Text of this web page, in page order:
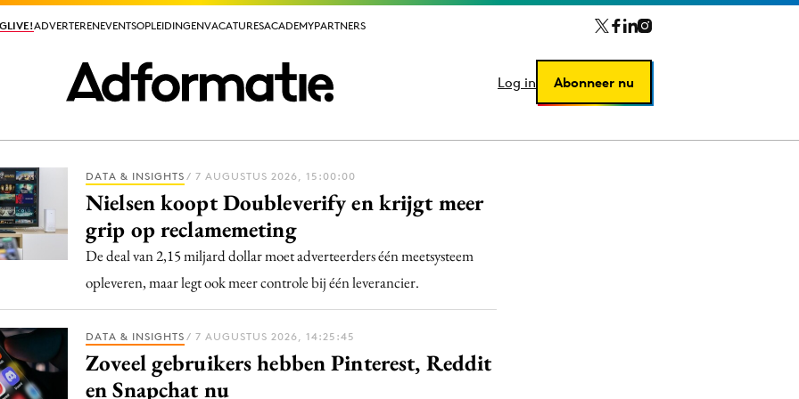
ADVERTERENEVENTSOPLEIDINGENVACATURESACADEMYPARTNERS
Log in Abonneer nu
ADVERTERENEVENTSOPLEIDINGENVACATURESACADEMYPARTNERS
Log in Abonneer nu
app
Merkstrategie
PR
DATA & INSIGHTS / 7 AUGUSTUS 2026, 15:00:00
Nielsen koopt Doubleverify en krijgt meer
grip op reclamemeting
De deal van 2,15 miljard dollar moet adverteerders één meetsysteem
opleveren, maar legt ook meer controle bij één leverancier.
DATA & INSIGHTS / 7 AUGUSTUS 2026, 14:25:45
Zoveel gebruikers hebben Pinterest, Reddit
en Snapchat nu